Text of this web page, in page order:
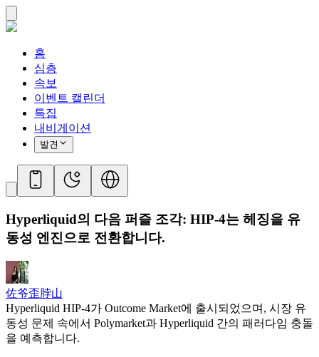
홈
심층
속보
이벤트 캘린더
특집
내비게이션
발견
Hyperliquid의 다음 퍼즐 조각: HIP-4는 헤징을 유
동성 엔진으로 전환합니다.
佐爷歪脖山
Hyperliquid HIP-4가 Outcome Market에 출시되었으며, 시장 유
동성 문제 속에서 Polymarket과 Hyperliquid 간의 패러다임 충돌
을 예측합니다.